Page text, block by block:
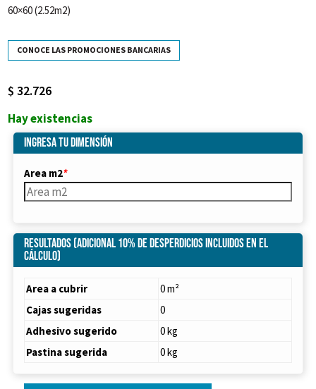
60×60 (2.52m2)
CONOCE LAS PROMOCIONES BANCARIAS
$ 32.726
Hay existencias
Ingresa tu dimensión
Area m2*
Resultados (Adicional 10% de desperdicios incluidos en el
cálculo)
Area a cubrir
0 m²
Cajas sugeridas
0
Adhesivo sugerido
0 kg
Pastina sugerida
0 kg